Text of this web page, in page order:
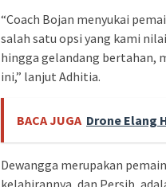
“Coach Bojan menyukai
salah satu opsi yang kami
hingga gelandang bertahan,
ini,” lanjut Adhitia.
BACA JUGA Drone Elang
Dewangga merupakan